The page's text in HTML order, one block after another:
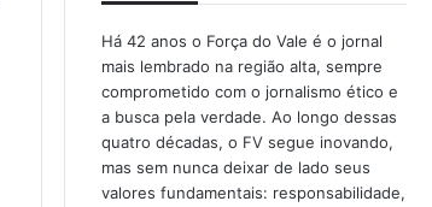
Há 42 anos o Força do Vale é o jornal
mais lembrado na região alta, sempre
comprometido com o jornalismo ético e
a busca pela verdade. Ao longo dessas
quatro décadas, o FV segue inovando,
mas sem nunca deixar de lado seus
valores fundamentais: responsabilidade,